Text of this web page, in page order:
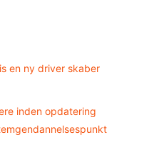
en ny driver skaber
inden opdatering